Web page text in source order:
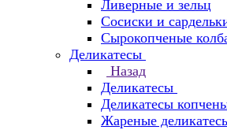
Ливерные и зельц
Сосиски и
Сырокопченые
Деликатесы
Назад
Деликатесы
Деликатесы
Жареные